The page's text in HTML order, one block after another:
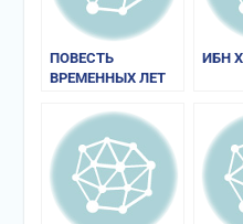
ПОВЕСТЬ
ВРЕМЕННЫХ ЛЕТ
ИБН